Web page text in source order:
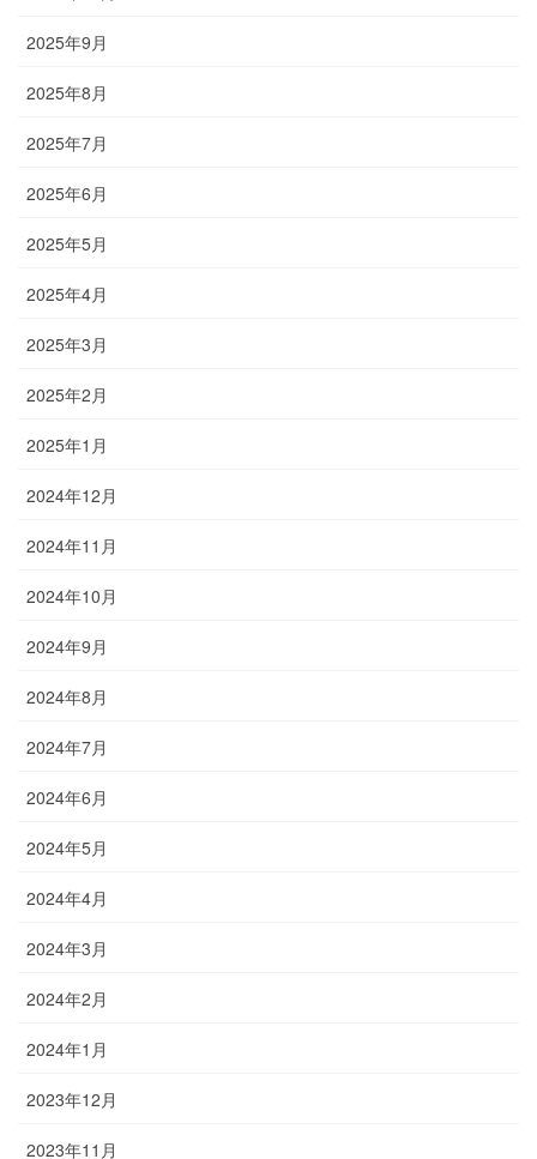
2025年9月
2025年8月
2025年7月
2025年6月
2025年5月
2025年4月
2025年3月
2025年2月
2025年1月
2024年12月
2024年11月
2024年10月
2024年9月
2024年8月
2024年7月
2024年6月
2024年5月
2024年4月
2024年3月
2024年2月
2024年1月
2023年12月
2023年11月